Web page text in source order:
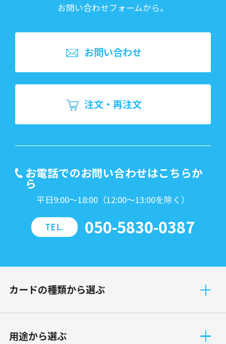
お問い合わせフォームから。
お問い合わせ
注文・再注文
お電話でのお問い合わせはこちらか
ら
平日9:00～18:00（12:00～13:00を除く）
TEL. 050-5830-0387
カードの種類から選ぶ
⽤途から選ぶ